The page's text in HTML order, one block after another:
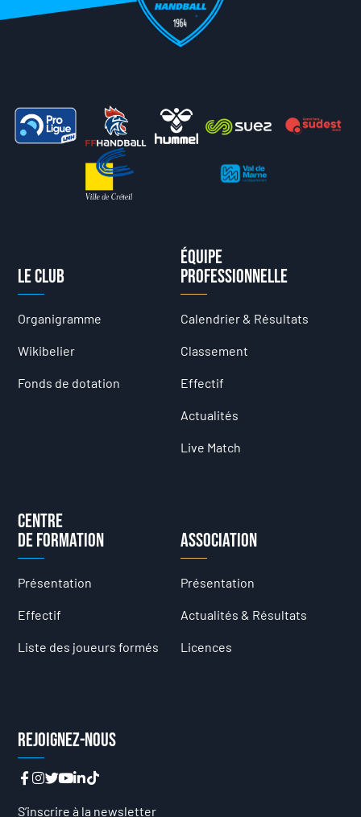
Le club
Organigramme
Wikibelier
Fonds de dotation
Équipe
professionnelle
Calendrier & Résultats
Classement
Effectif
Actualités
Live Match
Centre
de formation
Présentation
Effectif
Liste des joueurs formés
Association
Présentation
Actualités & Résultats
Licences
Rejoignez-nous
S’inscrire à la newsletter